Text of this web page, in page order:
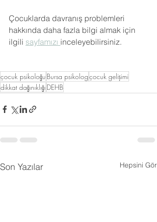
Çocuklarda davranış problemleri
hakkında daha fazla bilgi almak için
ilgili sayfamızı inceleyebilirsiniz.
çocuk psikoloğu Bursa psikologçocuk gelişimi
dikkat dağınıklığı DEHB
Son Yazılar Hepsini Gör